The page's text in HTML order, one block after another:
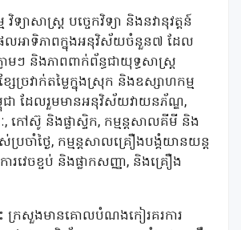
យាសាស្ត្រ បច្ចេកវិទ្យា និងនវានុវត្តន៍
អាទិភាពក្នុងអនុវិស័យចំនួន៧ ដែល
ាមៗ និងភាពពាក់ព័ន្ធជាយុទ្ធសាស្រ្ត
ែច្រវាក់តម្លៃក្នុងស្រុក និងឧស្សាហកម្ម
ា ដែលរួមមានអនុវិស័យវាយនភ័ណ្ឌ,
, កៅស៊ូ និងផ្លាស្ទិក, កម្មន្តសាលគីមី និង
ចាំថ្ងៃ, កម្មន្តសាលគ្រឿងបង្គំយានយន្ត
វេចខ្ចប់ និងផ្លាកសញ្ញា, និងគ្រឿង
ះ ក្រសួងមានគោលបំណងកៀរគរការ